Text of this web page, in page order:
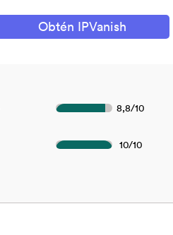
Obtén IPVanish
8,8/10
10/10